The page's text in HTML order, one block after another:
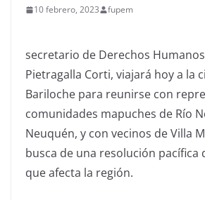
10 febrero, 2023 fupem
secretario de Derechos
Pietragalla Corti, viajará hoy a la
Bariloche para reunirse con
comunidades mapuches de Río
Neuquén, y con vecinos de Villa
busca de una resolución pacífica
que afecta la región.